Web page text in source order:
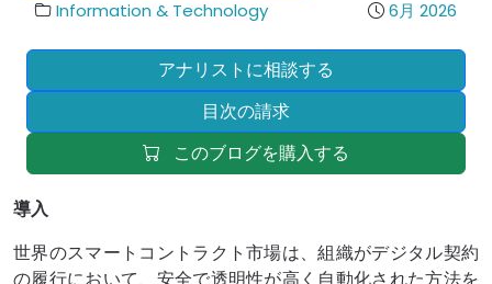
Information & Technology 6月 2026
アナリストに相談する
目次の請求
このブログを購入する
導入
世界のスマートコントラクト市場は、組織がデジタル契約
の履行において、安全で透明性が高く自動化された方法を